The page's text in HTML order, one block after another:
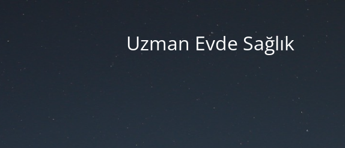
Uzman Evde Sağlık